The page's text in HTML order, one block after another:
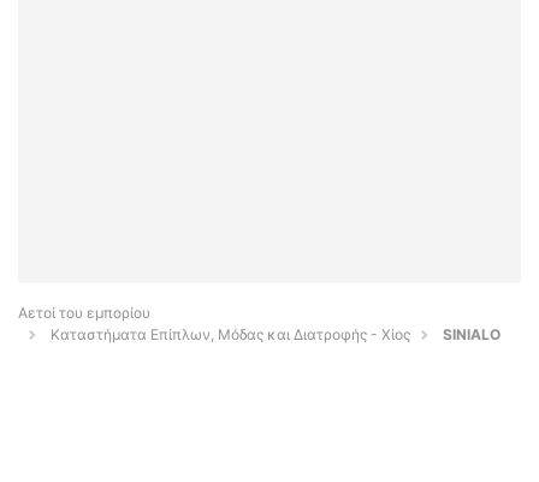
Αετοί του εμπορίου
Καταστήματα Επίπλων, Μόδας και Διατροφής - Χίος
SINIALO